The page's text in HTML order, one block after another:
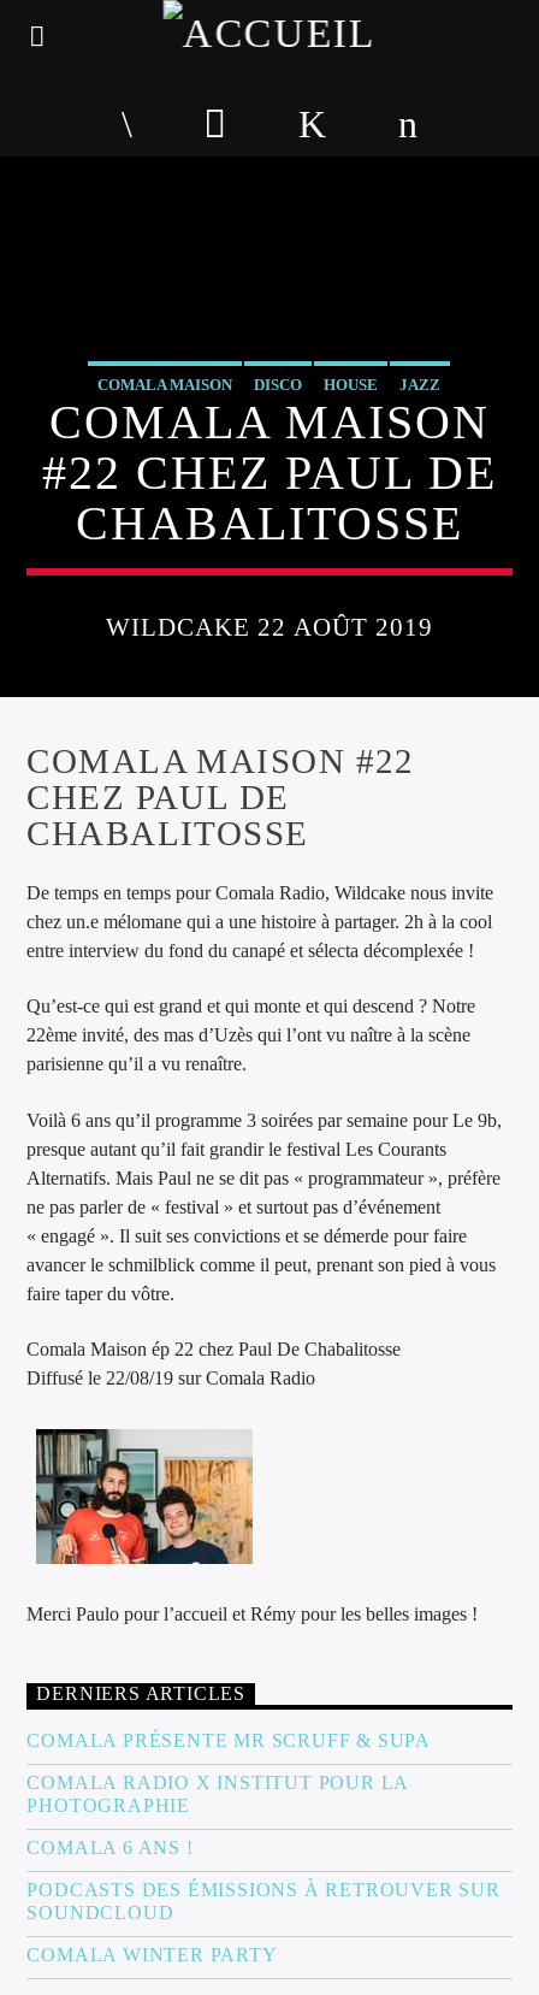
COMALA MAISON DISCO HOUSE JAZZ
COMALA MAISON
#22 CHEZ PAUL DE
CHABALITOSSE
WILDCAKE 22 AOÛT 2019
COMALA MAISON #22
CHEZ PAUL DE
CHABALITOSSE
De temps en temps pour Comala Radio, Wildcake nous invite
chez un.e mélomane qui a une histoire à partager. 2h à la cool
entre interview du fond du canapé et sélecta décomplexée !
Qu’est-ce qui est grand et qui monte et qui descend ? Notre
22ème invité, des mas d’Uzès qui l’ont vu naître à la scène
parisienne qu’il a vu renaître.
Voilà 6 ans qu’il programme 3 soirées par semaine pour Le 9b,
presque autant qu’il fait grandir le festival Les Courants
Alternatifs. Mais Paul ne se dit pas « programmateur », préfère
ne pas parler de « festival » et surtout pas d’événement
« engagé ». Il suit ses convictions et se démerde pour faire
avancer le schmilblick comme il peut, prenant son pied à vous
faire taper du vôtre.
Comala Maison ép 22 chez Paul De Chabalitosse
Diffusé le 22/08/19 sur Comala Radio
Merci Paulo pour l’accueil et Rémy pour les belles images !
DERNIERS ARTICLES
COMALA PRÉSENTE MR SCRUFF & SUPA
COMALA RADIO X INSTITUT POUR LA
PHOTOGRAPHIE
COMALA 6 ANS !
PODCASTS DES ÉMISSIONS À RETROUVER SUR
SOUNDCLOUD
COMALA WINTER PARTY